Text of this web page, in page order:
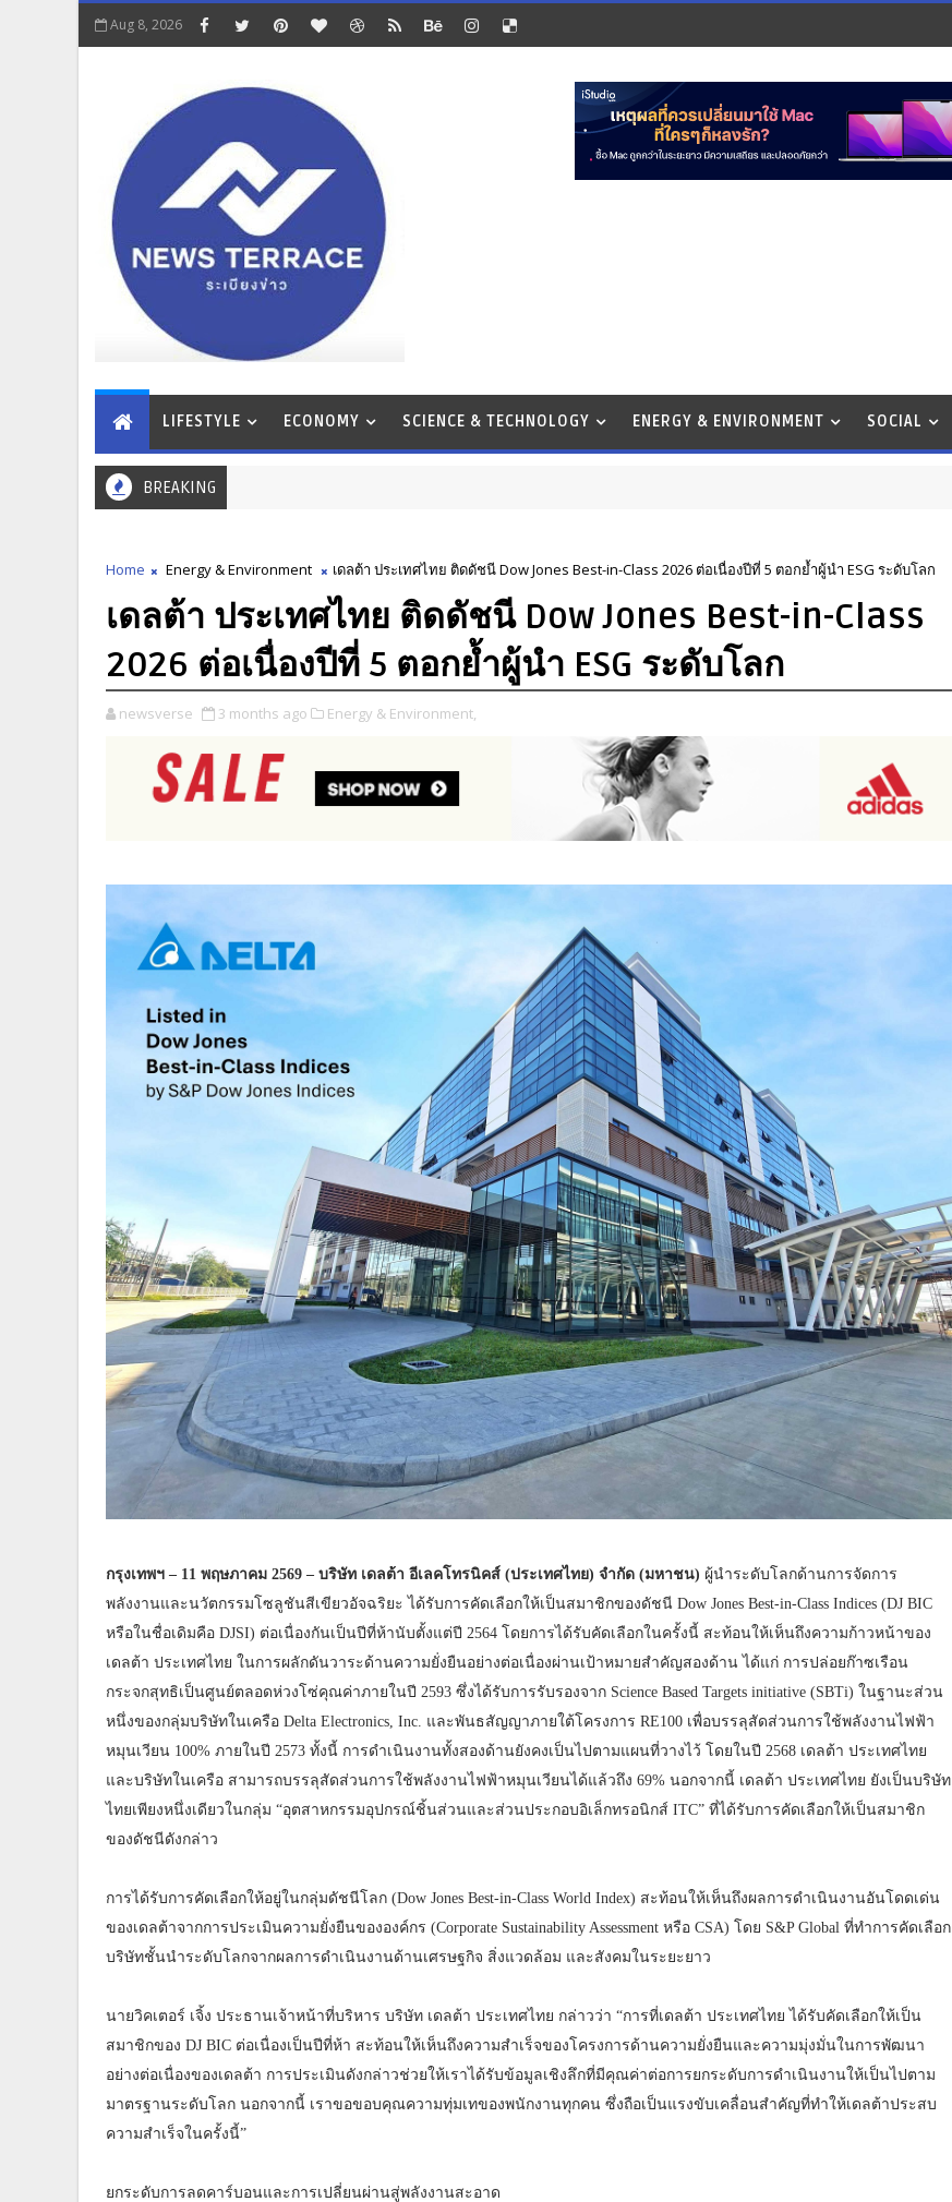
Aug 8, 2026
LIFESTYLE ECONOMY SCIENCE & TECHNOLOGY ENERGY & ENVIRONMENT SOCIAL
BREAKING
Home Energy & Environment เดลต้า ประเทศไทย ติดดัชนี Dow Jones Best-in-Class 2026 ต่อเนื่องปีที่ 5 ตอกย้ำผู้นำ ESG ระดับโลก
เดลต้า ประเทศไทย ติดดัชนี Dow Jones Best-in-Class
2026 ต่อเนื่องปีที่ 5 ตอกย้ำผู้นำ ESG ระดับโลก
newsverse 3 months ago Energy & Environment,
กรุงเทพฯ – 11 พฤษภาคม 2569 – บริษัท เดลต้า อีเลคโทรนิคส์ (ประเทศไทย) จำกัด (มหาชน) ผู้นำระดับโลกด้านการจัดการ
พลังงานและนวัตกรรมโซลูชันสีเขียวอัจฉริยะ ได้รับการคัดเลือกให้เป็นสมาชิกของดัชนี Dow Jones Best-in-Class Indices (DJ BIC
หรือในชื่อเดิมคือ DJSI) ต่อเนื่องกันเป็นปีที่ห้านับตั้งแต่ปี 2564 โดยการได้รับคัดเลือกในครั้งนี้ สะท้อนให้เห็นถึงความก้าวหน้าของ
เดลต้า ประเทศไทย ในการผลักดันวาระด้านความยั่งยืนอย่างต่อเนื่องผ่านเป้าหมายสำคัญสองด้าน ได้แก่ การปล่อยก๊าซเรือน
กระจกสุทธิเป็นศูนย์ตลอดห่วงโซ่คุณค่าภายในปี 2593 ซึ่งได้รับการรับรองจาก Science Based Targets initiative (SBTi) ในฐานะส่วน
หนึ่งของกลุ่มบริษัทในเครือ Delta Electronics, Inc. และพันธสัญญาภายใต้โครงการ RE100 เพื่อบรรลุสัดส่วนการใช้พลังงานไฟฟ้า
หมุนเวียน 100% ภายในปี 2573 ทั้งนี้ การดำเนินงานทั้งสองด้านยังคงเป็นไปตามแผนที่วางไว้ โดยในปี 2568 เดลต้า ประเทศไทย
และบริษัทในเครือ สามารถบรรลุสัดส่วนการใช้พลังงานไฟฟ้าหมุนเวียนได้แล้วถึง 69% นอกจากนี้ เดลต้า ประเทศไทย ยังเป็นบริษัท
ไทยเพียงหนึ่งเดียวในกลุ่ม “อุตสาหกรรมอุปกรณ์ชิ้นส่วนและส่วนประกอบอิเล็กทรอนิกส์ ITC” ที่ได้รับการคัดเลือกให้เป็นสมาชิก
ของดัชนีดังกล่าว
การได้รับการคัดเลือกให้อยู่ในกลุ่มดัชนีโลก (Dow Jones Best-in-Class World Index) สะท้อนให้เห็นถึงผลการดำเนินงานอันโดดเด่น
ของเดลต้าจากการประเมินความยั่งยืนขององค์กร (Corporate Sustainability Assessment หรือ CSA) โดย S&P Global ที่ทำการคัดเลือก
บริษัทชั้นนำระดับโลกจากผลการดำเนินงานด้านเศรษฐกิจ สิ่งแวดล้อม และสังคมในระยะยาว
นายวิคเตอร์ เจิ้ง ประธานเจ้าหน้าที่บริหาร บริษัท เดลต้า ประเทศไทย กล่าวว่า “การที่เดลต้า ประเทศไทย ได้รับคัดเลือกให้เป็น
สมาชิกของ DJ BIC ต่อเนื่องเป็นปีที่ห้า สะท้อนให้เห็นถึงความสำเร็จของโครงการด้านความยั่งยืนและความมุ่งมั่นในการพัฒนา
อย่างต่อเนื่องของเดลต้า การประเมินดังกล่าวช่วยให้เราได้รับข้อมูลเชิงลึกที่มีคุณค่าต่อการยกระดับการดำเนินงานให้เป็นไปตาม
มาตรฐานระดับโลก นอกจากนี้ เราขอขอบคุณความทุ่มเทของพนักงานทุกคน ซึ่งถือเป็นแรงขับเคลื่อนสำคัญที่ทำให้เดลต้าประสบ
ความสำเร็จในครั้งนี้”
ยกระดับการลดคาร์บอนและการเปลี่ยนผ่านสู่พลังงานสะอาด